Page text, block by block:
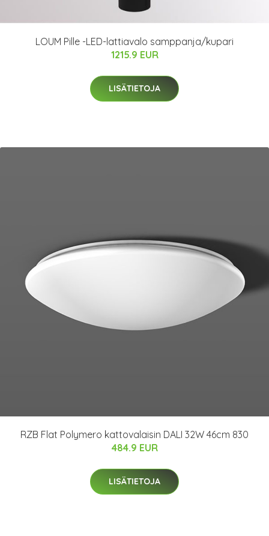
LOUM Pille -LED-lattiavalo samppanja/kupari
1215.9 EUR
LISÄTIETOJA
RZB Flat Polymero kattovalaisin DALI 32W 46cm 830
484.9 EUR
LISÄTIETOJA